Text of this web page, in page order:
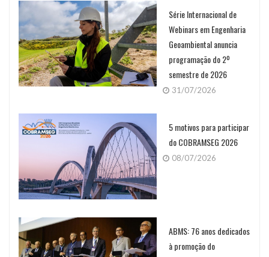
Série Internacional de
Webinars em Engenharia
Geoambiental anuncia
programação do 2º
semestre de 2026
31/07/2026
5 motivos para participar
do COBRAMSEG 2026
08/07/2026
ABMS: 76 anos dedicados
à promoção do